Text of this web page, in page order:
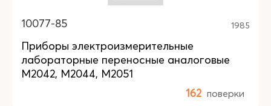
10077-85 1985
Приборы электроизмерительные
лабораторные переносные аналоговые
М2042, М2044, М2051
162 поверки